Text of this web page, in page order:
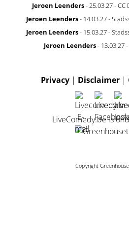
Jeroen Leenders- 25.03.27 -
Jeroen Leenders- 14.03.27 -
Jeroen Leenders- 15.03.27 -
Jeroen Leenders- 13.03.27
Privacy | Disclaimer |
LiveComedy.be is
Copyright